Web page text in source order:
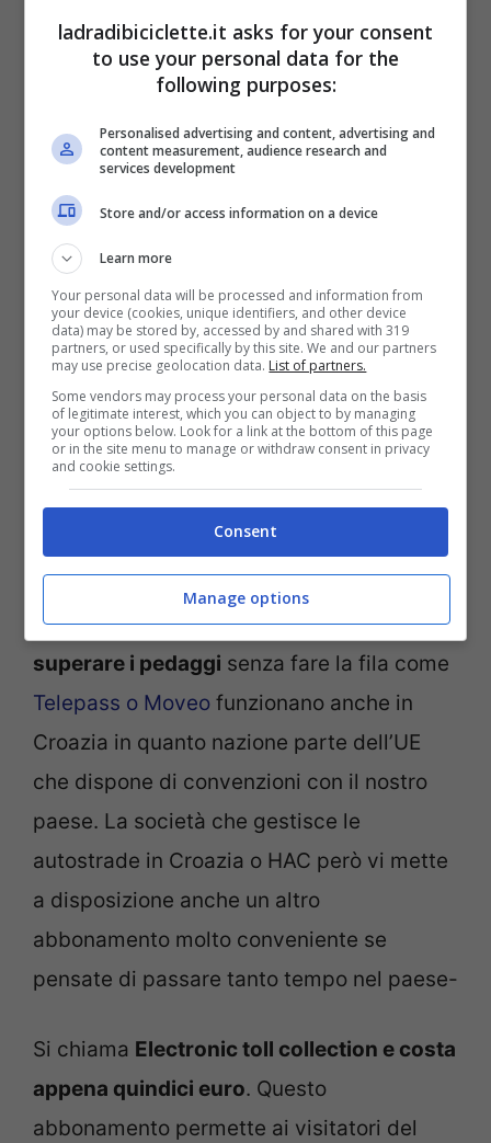
anche la Croazia dispone di un sistema di
pedaggi per accedere alle varie
autostrade dove si può pagare in contanti
o con carte. O saltare la fila coni sistemi di
abbonamento
che ben conosciamo.
Ebbene si, l’abbonamento funziona anche in Croazia
(Telepass) – Ladra di Biciclette.it
Ebbene si, i vari abbonamenti a sistemi per
superare i pedaggi senza fare la fila come
Telepass o Moveo funzionano anche in
Croazia in quanto nazione parte dell’UE
che dispone di convenzioni con il nostro
paese. La società che gestisce le
autostrade in Croazia o HAC però vi mette
a disposizione anche un altro
abbonamento molto conveniente se
pensate di passare tanto tempo nel paese-
Si chiama Electronic toll collection e costa
appena quindici euro. Questo
abbonamento permette ai visitatori del
ladradibiciclette.it asks for your consent
to use your personal data for the
following purposes:
Personalised advertising and content, advertising and
content measurement, audience research and
services development
Store and/or access information on a device
Learn more
Your personal data will be processed and information from
your device (cookies, unique identifiers, and other device
data) may be stored by, accessed by and shared with 319
partners, or used specifically by this site. We and our partners
may use precise geolocation data. List of partners.
Some vendors may process your personal data on the basis
of legitimate interest, which you can object to by managing
your options below. Look for a link at the bottom of this page
or in the site menu to manage or withdraw consent in privacy
and cookie settings.
Consent
Manage options